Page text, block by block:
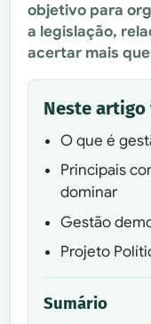
objetivo para
a legislação,
acertar mais
Neste artigo
O que é
Principais
dominar
Gestão
Projeto
Sumário